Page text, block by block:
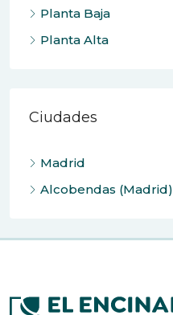
Planta Baja
Planta Alta
Ciudades
Madrid
Alcobendas (Madrid)